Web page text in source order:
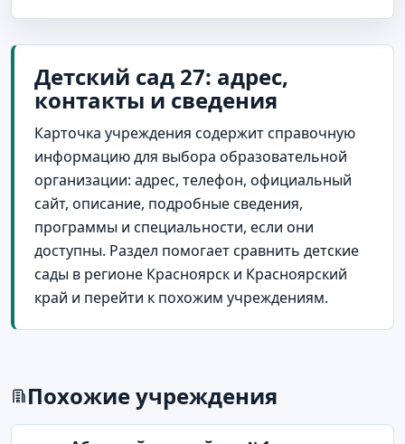
Детский сад 27: адрес,
контакты и сведения
Карточка учреждения содержит справочную
информацию для выбора образовательной
организации: адрес, телефон, официальный
сайт, описание, подробные сведения,
программы и специальности, если они
доступны. Раздел помогает сравнить детские
сады в регионе Красноярск и Красноярский
край и перейти к похожим учреждениям.
Похожие учреждения